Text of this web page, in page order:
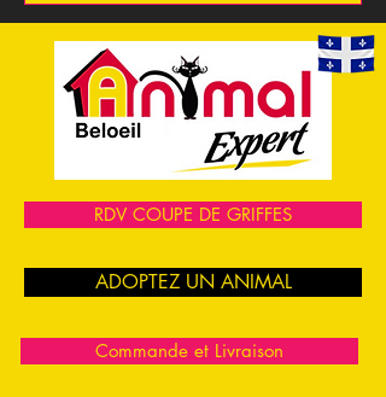
RDV COUPE DE GRIFFES
ADOPTEZ UN ANIMAL
Commande et Livraison